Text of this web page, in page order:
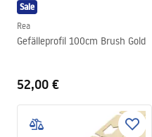
Sale
Rea
Gefälleprofil 100cm Brush Gold
52,00 €